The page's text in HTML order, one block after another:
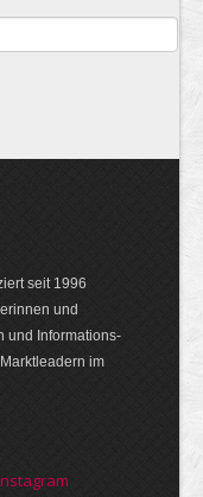
seit 1996
und
und Infor­mations­
im